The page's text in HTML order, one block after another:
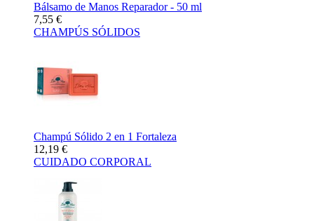
Bálsamo de Manos Reparador - 50 ml
7,55 €
CHAMPÚS SÓLIDOS
Champú Sólido 2 en 1 Fortaleza
12,19 €
CUIDADO CORPORAL